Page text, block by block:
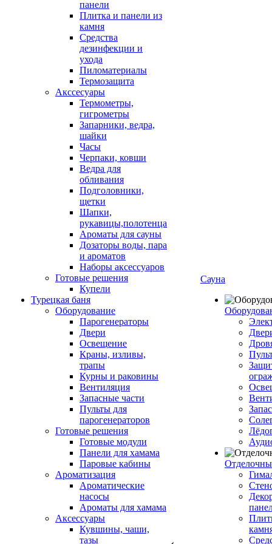
панели
Плитка и панели из
камня
Средства
дезинфекции и
ухода
Пиломатериалы
Термозащита
Аксcесуары
Термометры,
гигрометры
Запарники, ведра,
шайки
Часы
Черпаки, ковши
Ведра для
обливания
Подголовники,
щетки
Шапки,
рукавицы,полотенца
Ароматы для сауны
Дозаторы воды, пара
и ароматов
Наборы аксессуаров
Готовые решения
Купели
Турецкая баня
Оборудование
Парогенераторы
Двери
Освещение
Краны, изливы,
трапы
Курны и раковины
Вентиляция
Запасные части
Пульты для
парогенераторов
Готовые решения
Готовые модули
Панели для хамама
Паровые кабины
Ароматизация
Ароматические
насосы
Ароматы для хамама
Аксессуары
Кувшины, чаши,
тазы
Сауна